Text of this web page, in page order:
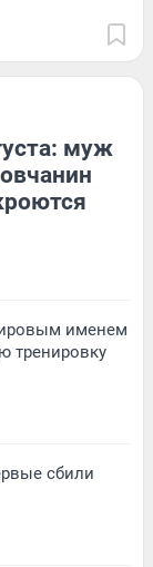
муж
именем
тренировку
сбили